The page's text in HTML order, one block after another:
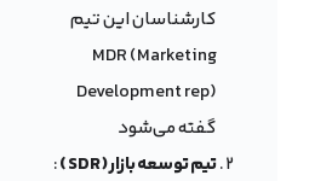
کارشناسان این تیم
MDR (Marketing
Development rep)
گفته می‌شود
تیم توسعه بازار ( SDR )
: